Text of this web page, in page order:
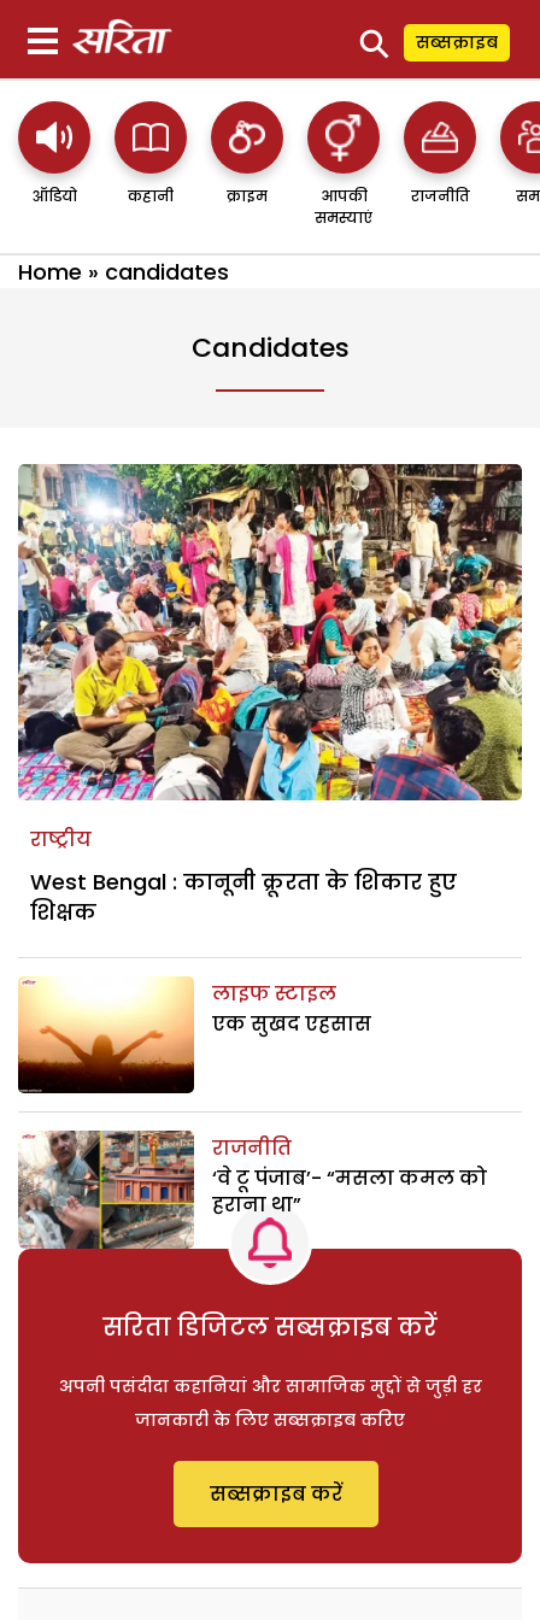
⚲ सब्सक्राइब
ऑडियो कहानी क्राइम
आपकी
समस्याएं
राजनीति
Home » candidates
Candidates
राष्ट्रीय
West Bengal : कानूनी क्रूरता के शिकार हुए
शिक्षक
लाइफ स्टाइल
एक सुखद एहसास
राजनीति
‘वे टू पंजाब’- “मसला कमल को
हराना था”
सरिता डिजिटल सब्सक्राइब करें
अपनी पसंदीदा कहानियां और सामाजिक मुद्दों से जुड़ी हर
जानकारी के लिए सब्सक्राइब करिए
सब्सक्राइब करें